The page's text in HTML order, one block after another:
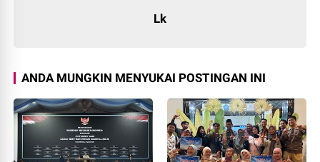
Lk
ANDA MUNGKIN MENYUKAI POSTINGAN INI